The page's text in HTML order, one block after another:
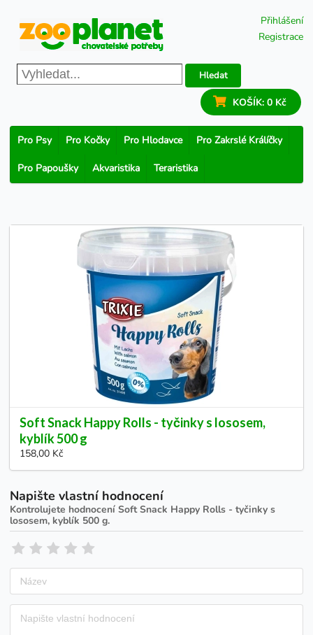
Přihlášení
Registrace
Hledat
KOŠÍK: 0 Kč
Pro Psy Pro Kočky Pro Hlodavce Pro Zakrslé Králíčky
Pro Papoušky Akvaristika Teraristika
Soft Snack Happy Rolls - tyčinky s lososem,
kyblík 500 g
158,00 Kč
Napište vlastní hodnocení
Kontrolujete hodnocení Soft Snack Happy Rolls - tyčinky s
lososem, kyblík 500 g.